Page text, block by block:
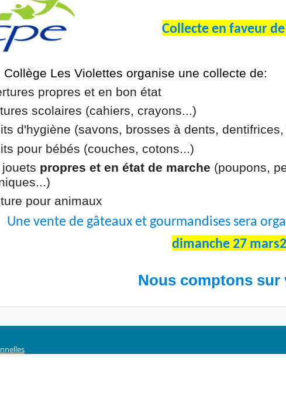
Collecte en faveur
Collège Les Violettes organise une collecte de:
propres et en bon état
scolaires (cahiers, crayons...)
d'hygiène (savons, brosses à dents,
pour bébés (couches, cotons...)
propres et en état de marche (poupons,
pour animaux
Une vente de gâteaux et gourmandises sera
dimanche 27
Nous comptons sur